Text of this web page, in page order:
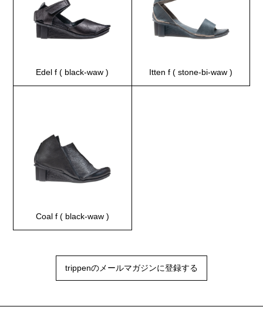
Edel f ( black-waw ) Itten f ( stone-bi-waw )
Coal f ( black-waw )
trippenのメールマガジンに登録する